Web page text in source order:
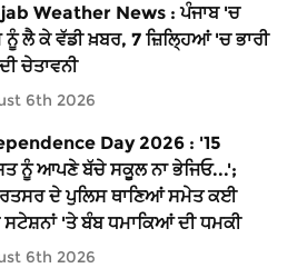
Weather News : ਪੰਜਾਬ 'ਚ
ਲੈ ਕੇ ਵੱਡੀ ਖ਼ਬਰ, 7 ਜ਼ਿਲ੍ਹਿਆਂ 'ਚ ਭਾਰੀ
ਚੇਤਾਵਨੀ
6th 2026
Day 2026 : '15
ਨੂੰ ਆਪਣੇ ਬੱਚੇ ਸਕੂਲ ਨਾ ਭੇਜਿਓ...';
ਦੇ ਪੁਲਿਸ ਥਾਣਿਆਂ ਸਮੇਤ ਕਈ
'ਤੇ ਬੰਬ ਧਮਾਕਿਆਂ ਦੀ ਧਮਕੀ
6th 2026